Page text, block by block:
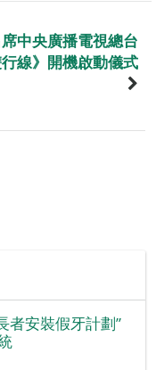
中央廣播電視總台
線》開機啟動儀式
者安裝假牙計劃”